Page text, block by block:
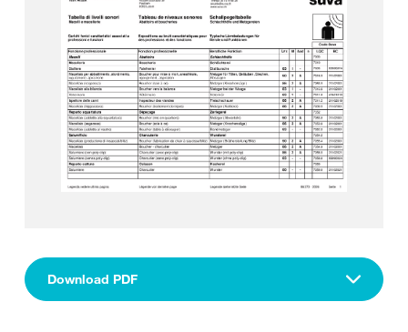
Download PDF